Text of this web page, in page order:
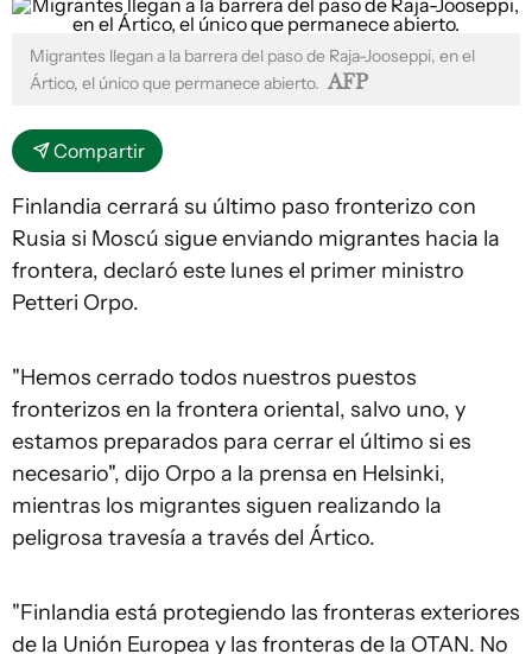
Migrantes llegan a la barrera del paso de Raja-Jooseppi, en el
Ártico, el único que permanece abierto. AFP
Compartir
Finlandia cerrará su último paso fronterizo con
Rusia si Moscú sigue enviando migrantes hacia la
frontera, declaró este lunes el primer ministro
Petteri Orpo.
"Hemos cerrado todos nuestros puestos
fronterizos en la frontera oriental, salvo uno, y
estamos preparados para cerrar el último si es
necesario", dijo Orpo a la prensa en Helsinki,
mientras los migrantes siguen realizando la
peligrosa travesía a través del Ártico.
"Finlandia está protegiendo las fronteras exteriores
de la Unión Europea y las fronteras de la OTAN. No